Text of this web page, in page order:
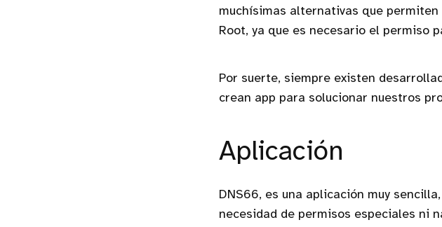
muchísimas alternativas que
Root, ya que es necesario el permiso
Por suerte, siempre existen
crean app para solucionar nuestros
Aplicación
DNS66, es una aplicación muy
necesidad de permisos especiales ni